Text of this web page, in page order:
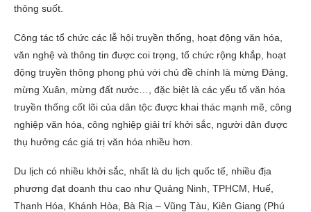
thông suốt.
Công tác tổ chức các lễ hội truyền thống, hoạt động văn hóa,
văn nghệ và thông tin được coi trọng, tổ chức rộng khắp, hoạt
động truyền thông phong phú với chủ đề chính là mừng Đảng,
mừng Xuân, mừng đất nước…, đặc biệt là các yếu tố văn hóa
truyền thống cốt lõi của dân tộc được khai thác mạnh mẽ, công
nghiệp văn hóa, công nghiệp giải trí khởi sắc, người dân được
thụ hưởng các giá trị văn hóa nhiều hơn.
Du lịch có nhiều khởi sắc, nhất là du lịch quốc tế, nhiều địa
phương đạt doanh thu cao như Quảng Ninh, TPHCM, Huế,
Thanh Hóa, Khánh Hòa, Bà Rịa – Vũng Tàu, Kiên Giang (Phú